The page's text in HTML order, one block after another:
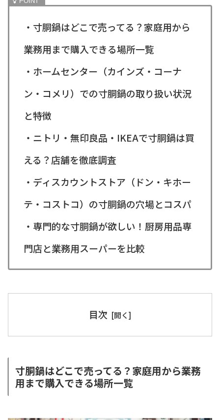
・寸胴鍋はどこで売ってる？家庭用から
業務用まで購入できる場所一覧
・ホームセンター（カインズ・コーナ
ン・コメリ）での寸胴鍋の取り扱い状況
と特徴
・ニトリ・無印良品・IKEAで寸胴鍋は買
える？店舗を徹底調査
・ディスカウントストア（ドン・キホー
テ・コストコ）の寸胴鍋の穴場とコスパ
・専門的な寸胴鍋が欲しい！厨房用品専
門店と業務用スーパーを比較
目次
寸胴鍋はどこで売ってる？家庭用から業務
用まで購入できる場所一覧